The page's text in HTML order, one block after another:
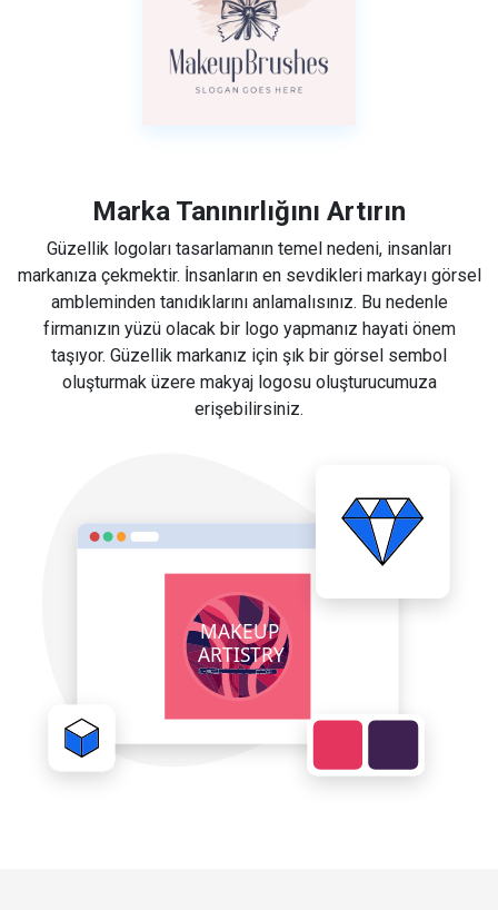
Marka Tanınırlığını Artırın
Güzellik logoları tasarlamanın temel nedeni, insanları
markanıza çekmektir. İnsanların en sevdikleri markayı görsel
ambleminden tanıdıklarını anlamalısınız. Bu nedenle
firmanızın yüzü olacak bir logo yapmanız hayati önem
taşıyor. Güzellik markanız için şık bir görsel sembol
oluşturmak üzere makyaj logosu oluşturucumuza
erişebilirsiniz.